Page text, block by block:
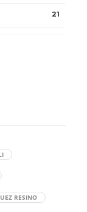
21
RESINO